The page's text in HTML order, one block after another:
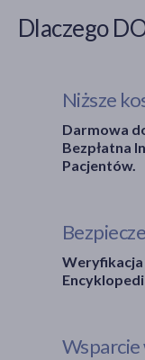
Dlaczego
Niższe
Darmowa
Bezpłatna
Pacjentów.
Wsparcie